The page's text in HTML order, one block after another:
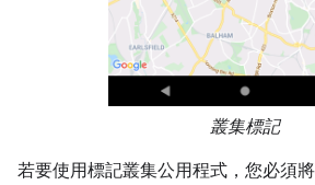
叢集標記
若要使用標記叢集公用程式，您必須